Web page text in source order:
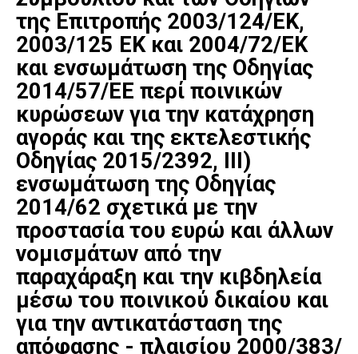
της Επιτροπής 2003/124/ΕΚ,
2003/125 ΕΚ και 2004/72/ΕΚ
και ενσωμάτωση της Οδηγίας
2014/57/ΕΕ περί ποινικών
κυρώσεων για την κατάχρηση
αγοράς και της εκτελεστικής
Οδηγίας 2015/2392, III)
ενσωμάτωση της Οδηγίας
2014/62 σχετικά με την
προστασία του ευρώ και άλλων
νομισμάτων από την
παραχάραξη και την κιβδηλεία
μέσω του ποινικού δικαίου και
για την αντικατάσταση της
απόφασης - πλαισίου 2000/383/